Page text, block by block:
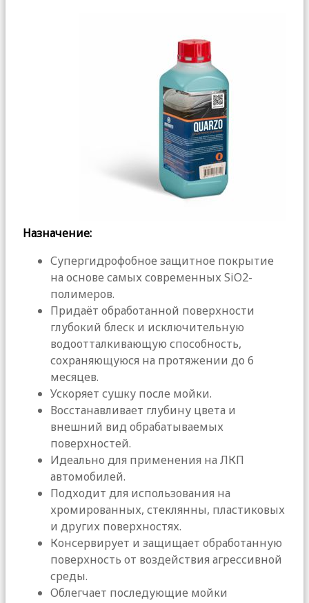
Назначение:
Супергидрофобное защитное покрытие
на основе самых современных SiO2-
полимеров.
Придаёт обработанной поверхности
глубокий блеск и исключительную
водоотталкивающую способность,
сохраняющуюся на протяжении до 6
месяцев.
Ускоряет сушку после мойки.
Восстанавливает глубину цвета и
внешний вид обрабатываемых
поверхностей.
Идеально для применения на ЛКП
автомобилей.
Подходит для использования на
хромированных, стеклянны, пластиковых
и других поверхностях.
Консервирует и защищает обработанную
поверхность от воздействия агрессивной
среды.
Облегчает последующие мойки